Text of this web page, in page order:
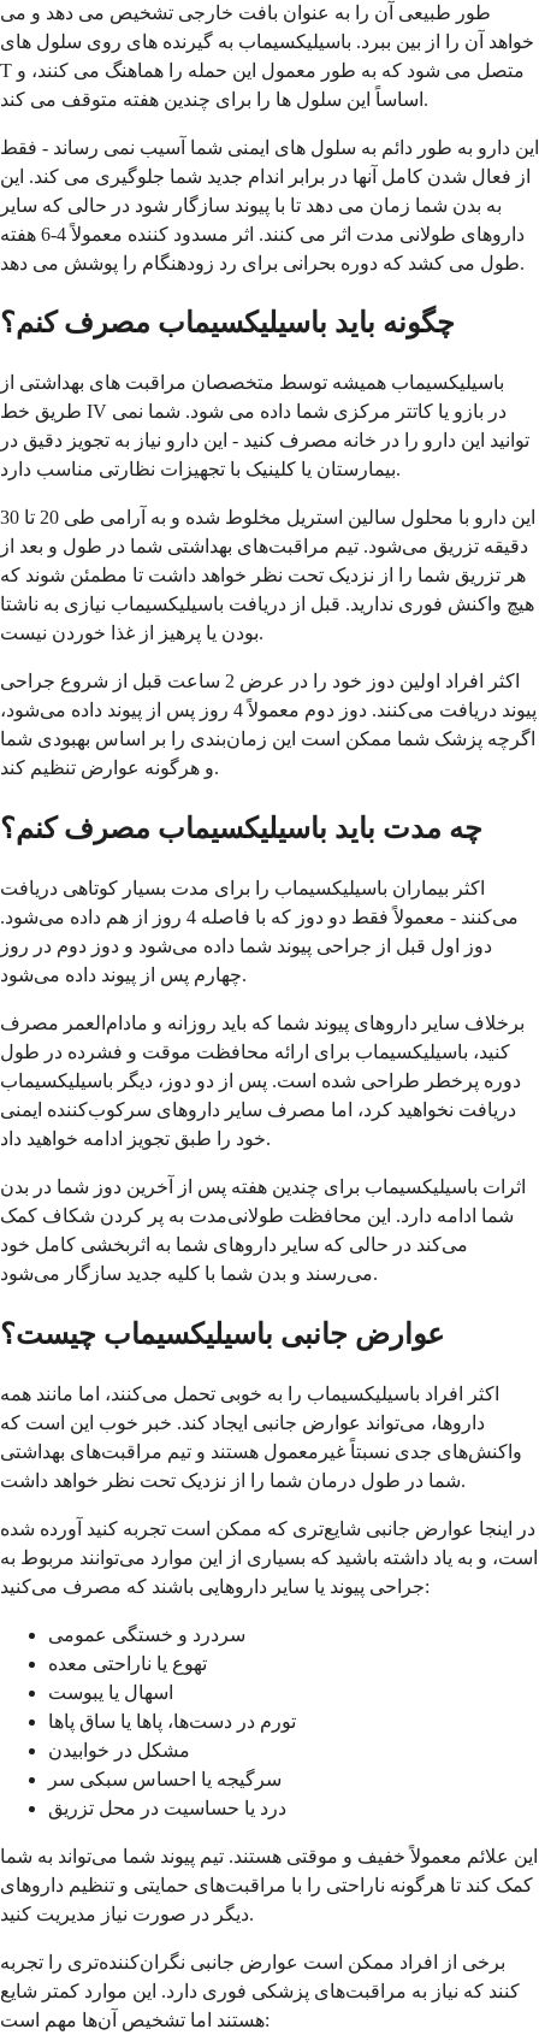
طور طبیعی آن را به عنوان بافت خارجی تشخیص می دهد و می
خواهد آن را از بین ببرد. باسیلیکسیماب به گیرنده های روی سلول های
T متصل می شود که به طور معمول این حمله را هماهنگ می کنند، و
اساساً این سلول ها را برای چندین هفته متوقف می کند.
این دارو به طور دائم به سلول های ایمنی شما آسیب نمی رساند - فقط
از فعال شدن کامل آنها در برابر اندام جدید شما جلوگیری می کند. این
به بدن شما زمان می دهد تا با پیوند سازگار شود در حالی که سایر
داروهای طولانی مدت اثر می کنند. اثر مسدود کننده معمولاً 4-6 هفته
طول می کشد که دوره بحرانی برای رد زودهنگام را پوشش می دهد.
چگونه باید باسیلیکسیماب مصرف کنم؟
باسیلیکسیماب همیشه توسط متخصصان مراقبت های بهداشتی از
طریق خط IV در بازو یا کاتتر مرکزی شما داده می شود. شما نمی
توانید این دارو را در خانه مصرف کنید - این دارو نیاز به تجویز دقیق در
بیمارستان یا کلینیک با تجهیزات نظارتی مناسب دارد.
این دارو با محلول سالین استریل مخلوط شده و به آرامی طی 20 تا 30
دقیقه تزریق می‌شود. تیم مراقبت‌های بهداشتی شما در طول و بعد از
هر تزریق شما را از نزدیک تحت نظر خواهد داشت تا مطمئن شوند که
هیچ واکنش فوری ندارید. قبل از دریافت باسیلیکسیماب نیازی به ناشتا
بودن یا پرهیز از غذا خوردن نیست.
اکثر افراد اولین دوز خود را در عرض 2 ساعت قبل از شروع جراحی
پیوند دریافت می‌کنند. دوز دوم معمولاً 4 روز پس از پیوند داده می‌شود،
اگرچه پزشک شما ممکن است این زمان‌بندی را بر اساس بهبودی شما
و هرگونه عوارض تنظیم کند.
چه مدت باید باسیلیکسیماب مصرف کنم؟
اکثر بیماران باسیلیکسیماب را برای مدت بسیار کوتاهی دریافت
می‌کنند - معمولاً فقط دو دوز که با فاصله 4 روز از هم داده می‌شود.
دوز اول قبل از جراحی پیوند شما داده می‌شود و دوز دوم در روز
چهارم پس از پیوند داده می‌شود.
برخلاف سایر داروهای پیوند شما که باید روزانه و مادام‌العمر مصرف
کنید، باسیلیکسیماب برای ارائه محافظت موقت و فشرده در طول
دوره پرخطر طراحی شده است. پس از دو دوز، دیگر باسیلیکسیماب
دریافت نخواهید کرد، اما مصرف سایر داروهای سرکوب‌کننده ایمنی
خود را طبق تجویز ادامه خواهید داد.
اثرات باسیلیکسیماب برای چندین هفته پس از آخرین دوز شما در بدن
شما ادامه دارد. این محافظت طولانی‌مدت به پر کردن شکاف کمک
می‌کند در حالی که سایر داروهای شما به اثربخشی کامل خود
می‌رسند و بدن شما با کلیه جدید سازگار می‌شود.
عوارض جانبی باسیلیکسیماب چیست؟
اکثر افراد باسیلیکسیماب را به خوبی تحمل می‌کنند، اما مانند همه
داروها، می‌تواند عوارض جانبی ایجاد کند. خبر خوب این است که
واکنش‌های جدی نسبتاً غیرمعمول هستند و تیم مراقبت‌های بهداشتی
شما در طول درمان شما را از نزدیک تحت نظر خواهد داشت.
در اینجا عوارض جانبی شایع‌تری که ممکن است تجربه کنید آورده شده
است، و به یاد داشته باشید که بسیاری از این موارد می‌توانند مربوط به
جراحی پیوند یا سایر داروهایی باشند که مصرف می‌کنید:
سردرد و خستگی عمومی
تهوع یا ناراحتی معده
اسهال یا یبوست
تورم در دست‌ها، پاها یا ساق پاها
مشکل در خوابیدن
سرگیجه یا احساس سبکی سر
درد یا حساسیت در محل تزریق
این علائم معمولاً خفیف و موقتی هستند. تیم پیوند شما می‌تواند به شما
کمک کند تا هرگونه ناراحتی را با مراقبت‌های حمایتی و تنظیم داروهای
دیگر در صورت نیاز مدیریت کنید.
برخی از افراد ممکن است عوارض جانبی نگران‌کننده‌تری را تجربه
کنند که نیاز به مراقبت‌های پزشکی فوری دارد. این موارد کمتر شایع
هستند اما تشخیص آن‌ها مهم است: